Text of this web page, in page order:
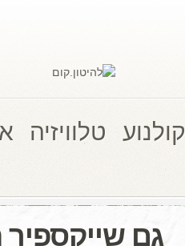
קולנוע טלוויזיה
גם שייקספיר